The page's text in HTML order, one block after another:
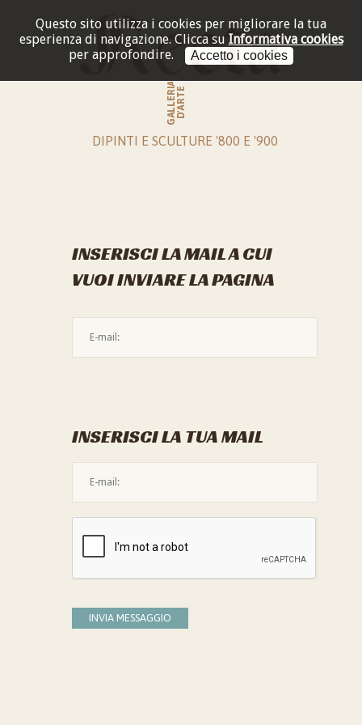
Questo sito utilizza i cookies per migliorare la tua
esperienza di navigazione. Clicca su Informativa cookies
per approfondire.
Accetto i cookies
GALLERIAD'ARTE
DIPINTI E SCULTURE '800 E '900
INSERISCI LA MAIL A CUI
VUOI INVIARE LA PAGINA
INSERISCI LA TUA MAIL
INVIA MESSAGGIO